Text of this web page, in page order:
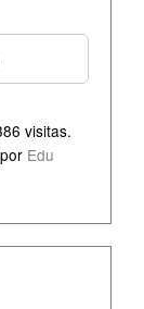
visitas.
por Edu